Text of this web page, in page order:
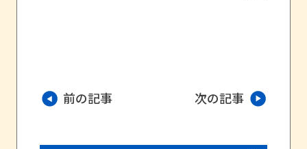
前の記事 次の記事